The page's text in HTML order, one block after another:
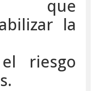
que
la
riesgo